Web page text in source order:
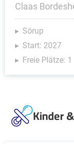
Claas
Sörup
Start: 2027
Freie Plätze: 1
Kinder